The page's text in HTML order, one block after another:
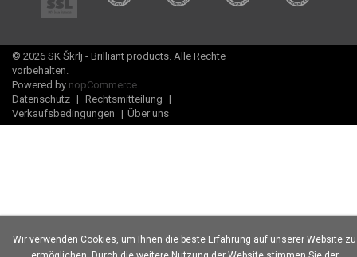
© 2026 SK Škrlj - Brilliant products. Alle Rechte
vorbehalten.
Powered by nopCommerce
Datenschutz | Rechtsmitteilung |
Verkaufsbedingungen | Über uns
Wir verwenden Cookies, um Ihnen die beste Erfahrung auf unserer Website zu